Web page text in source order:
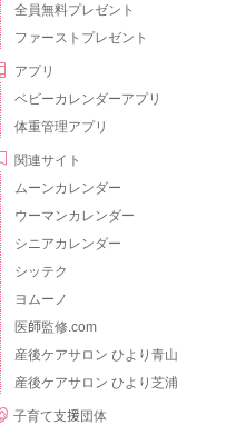
全員無料プレゼント
ファーストプレゼント
アプリ
ベビーカレンダーアプリ
体重管理アプリ
関連サイト
ムーンカレンダー
ウーマンカレンダー
シニアカレンダー
シッテク
ヨムーノ
医師監修.com
産後ケアサロン ひより青山
産後ケアサロン ひより芝浦
子育て支援団体